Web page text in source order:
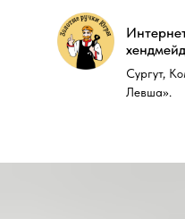
Сургут,
Левша».
Сургут,
Левша».